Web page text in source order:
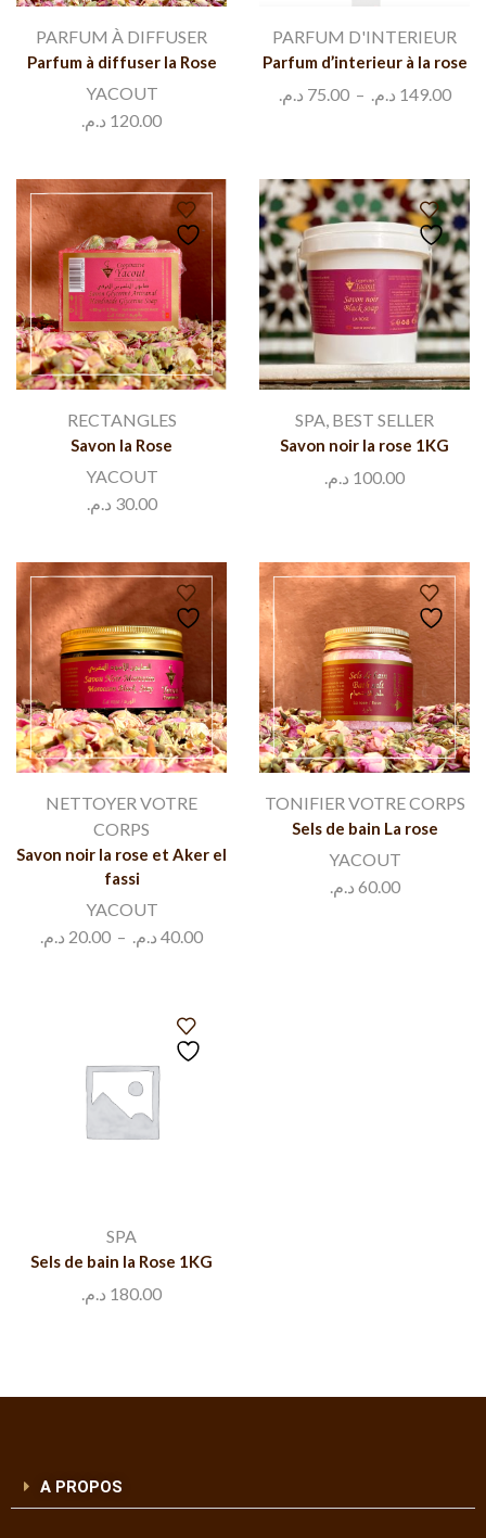
PARFUM À DIFFUSER
Parfum à diffuser la Rose
YACOUT
120.00 د.م.
PARFUM D'INTERIEUR
Parfum d’interieur à la rose
75.00 د.م. – 149.00 د.م.
RECTANGLES
Savon la Rose
YACOUT
30.00 د.م.
SPA, BEST SELLER
Savon noir la rose 1KG
100.00 د.م.
NETTOYER VOTRE
CORPS
Savon noir la rose et Aker el
fassi
YACOUT
20.00 د.م. – 40.00 د.م.
TONIFIER VOTRE CORPS
Sels de bain La rose
YACOUT
60.00 د.م.
SPA
Sels de bain la Rose 1KG
180.00 د.م.
A PROPOS